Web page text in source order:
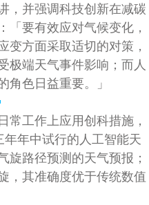
，并强调科技创新在减碳
「要有效应对气候变化，
变方面采取适切的对策，
极端天气事件影响；而人
色日益重要。」
常工作上应用创科措施，
年中试行的人工智能天
旋路径预测的天气预报；
，其准确度优于传统数值